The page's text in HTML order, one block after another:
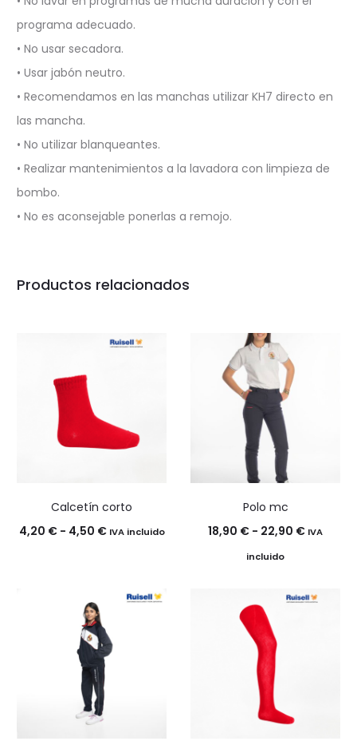
programa adecuado.
• No usar secadora.
• Usar jabón neutro.
• Recomendamos en las manchas utilizar KH7 directo en
las mancha.
• No utilizar blanqueantes.
• Realizar mantenimientos a la lavadora con limpieza de
bombo.
• No es aconsejable ponerlas a remojo.
Productos relacionados
Calcetín corto
4,20 € - 4,50 €Rango
desde
4,20 €
hasta
IVA incluido
Polo mc
18,90 € - 22,90 €Rango
desde
IVA
incluido